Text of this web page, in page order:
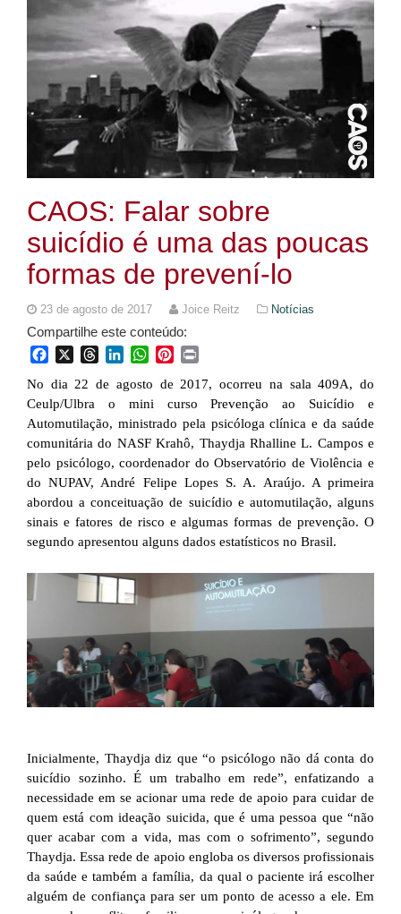
CAOS: Falar sobre
suicídio é uma das poucas
formas de prevení-lo
23 de agosto de 2017 Joice Reitz Notícias
Compartilhe este conteúdo:
FacebookThreadsLinkedInWhatsApp
Pinterest
No dia 22 de agosto de 2017, ocorreu na sala 409A, do
Ceulp/Ulbra o mini curso Prevenção ao Suicídio e
Automutilação, ministrado pela psicóloga clínica e da saúde
comunitária do NASF Krahô, Thaydja Rhalline L. Campos e
pelo psicólogo, coordenador do Observatório de Violência e
do NUPAV, André Felipe Lopes S. A. Araújo. A primeira
abordou a conceituação de suicídio e automutilação, alguns
sinais e fatores de risco e algumas formas de prevenção. O
segundo apresentou alguns dados estatísticos no Brasil.
Inicialmente, Thaydja diz que “o psicólogo não dá conta do
suicídio sozinho. É um trabalho em rede”, enfatizando a
necessidade em se acionar uma rede de apoio para cuidar de
quem está com ideação suicida, que é uma pessoa que “não
quer acabar com a vida, mas com o sofrimento”, segundo
Thaydja. Essa rede de apoio engloba os diversos profissionais
da saúde e também a família, da qual o paciente irá escolher
alguém de confiança para ser um ponto de acesso a ele. Em